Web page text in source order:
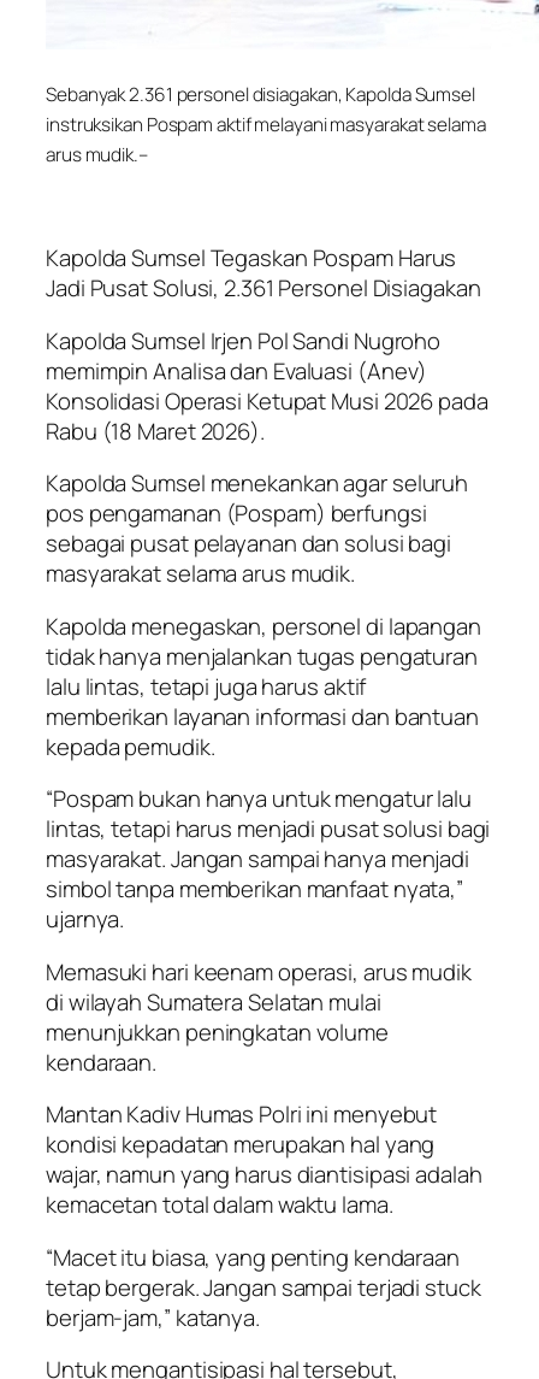
Sebanyak 2.361 personel disiagakan, Kapolda Sumsel
instruksikan Pospam aktif melayani masyarakat selama
arus mudik.–
Kapolda Sumsel Tegaskan Pospam Harus
Jadi Pusat Solusi, 2.361 Personel Disiagakan
Kapolda Sumsel Irjen Pol Sandi Nugroho
memimpin Analisa dan Evaluasi (Anev)
Konsolidasi Operasi Ketupat Musi 2026 pada
Rabu (18 Maret 2026).
Kapolda Sumsel menekankan agar seluruh
pos pengamanan (Pospam) berfungsi
sebagai pusat pelayanan dan solusi bagi
masyarakat selama arus mudik.
Kapolda menegaskan, personel di lapangan
tidak hanya menjalankan tugas pengaturan
lalu lintas, tetapi juga harus aktif
memberikan layanan informasi dan bantuan
kepada pemudik.
“Pospam bukan hanya untuk mengatur lalu
lintas, tetapi harus menjadi pusat solusi bagi
masyarakat. Jangan sampai hanya menjadi
simbol tanpa memberikan manfaat nyata,”
ujarnya.
Memasuki hari keenam operasi, arus mudik
di wilayah Sumatera Selatan mulai
menunjukkan peningkatan volume
kendaraan.
Mantan Kadiv Humas Polri ini menyebut
kondisi kepadatan merupakan hal yang
wajar, namun yang harus diantisipasi adalah
kemacetan total dalam waktu lama.
“Macet itu biasa, yang penting kendaraan
tetap bergerak. Jangan sampai terjadi stuck
berjam-jam,” katanya.
Untuk mengantisipasi hal tersebut,